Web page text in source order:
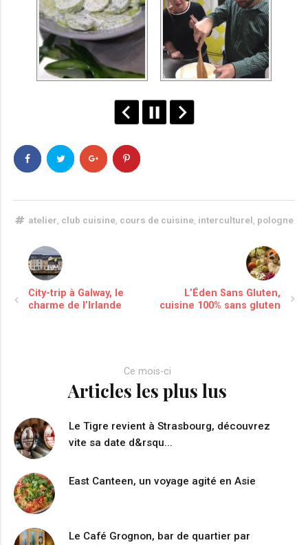
atelier club cuisine, cours de cuisine, interculturel pologne
City-trip à Galway, le
charme de l’Irlande
L’Éden Sans Gluten,
cuisine 100% sans gluten
Ce mois-ci
Articles les plus lus
Le Tigre revient à Strasbourg, découvrez
vite sa date d&rsqu...
East Canteen, un voyage agité en Asie
Le Café Grognon, bar de quartier par